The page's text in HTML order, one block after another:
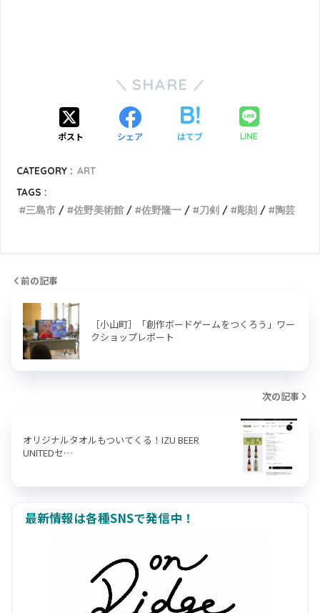
SHARE
ポスト シェア はてブ LINE
CATEGORY : ART
TAGS :
三島市
佐野美術館 佐野隆一 刀剣 彫刻 陶芸
前の記事
［小山町］「創作ボードゲームをつくろう」ワー
クショップレポート
次の記事
オリジナルタオルもついてくる！IZU BEER
UNITEDセ…
最新情報は各種SNSで発信中！